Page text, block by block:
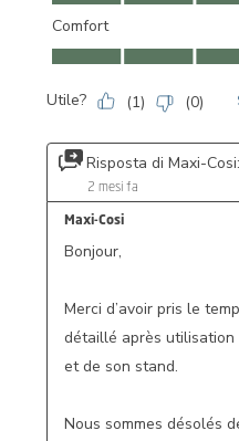
Comfort
Comfort, 4.0 su 5
Utile? (1) (0)
Risposta di Maxi-Cosi:
2 mesi fa
Maxi-Cosi
Bonjour,
Merci d’avoir pris le
détaillé après utilisation
et de son stand.
Nous sommes désolés